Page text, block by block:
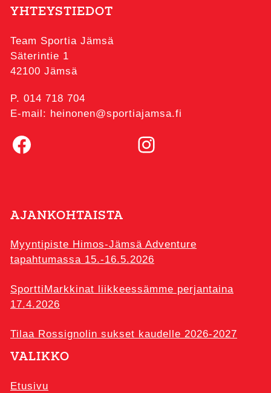
YHTEYSTIEDOT
Team Sportia Jämsä
Säterintie 1
42100 Jämsä
P. 014 718 704
E-mail: heinonen@sportiajamsa.fi
Facebook Instagram
AJANKOHTAISTA
Myyntipiste Himos-Jämsä Adventure
tapahtumassa 15.-16.5.2026
SporttiMarkkinat liikkeessämme perjantaina
17.4.2026
Tilaa Rossignolin sukset kaudelle 2026-2027
VALIKKO
Etusivu